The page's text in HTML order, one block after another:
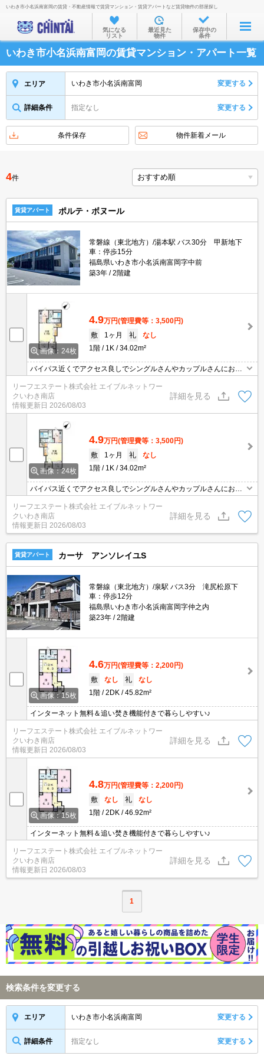
お部屋を探す
沿線・駅から
住所から
家賃相場から
物件特集から
不動産会社から
TOP
いわき市小名浜南富岡の賃貸・不動産情報で賃貸マンション・賃貸アパートなど賃貸物件の部屋探し
気になる
リスト
最近見た
物件
保存中の
条件
いわき市小名浜南富岡の賃貸マンション・アパート一覧
エリア いわき市小名浜南富岡 変更する
詳細条件 指定なし 変更する
条件保存 物件新着メール
4件
賃貸アパート ポルテ・ボヌール
常磐線（東北地方）/湯本駅 バス30分 甲新地下
車：停歩15分
福島県いわき市小名浜南富岡字中前
築3年
2階建
画像：24枚
4.9万円(管理費等：3,500円)
敷
1ヶ月 礼
なし
1階
1K 34.02m²
バイパス近くでアクセス良しでシングルさんやカップルさんにお勧
めの設備が充実です。インターネット無料（Ｗｉ－Ｆｉ可能）。宅
配ボックスやインナーテラス等人気の設備が充実です。
リーフエステート株式会社 エイブルネットワー
クいわき南店
情報更新日 2026/08/03
詳細を見る
画像：24枚
4.9万円(管理費等：3,500円)
敷
1ヶ月 礼
なし
1階
1K 34.02m²
バイパス近くでアクセス良しでシングルさんやカップルさんにお勧
めの設備が充実です。インターネット無料（Ｗｉ－Ｆｉ可能）。宅
配ボックスやインナーテラス等人気の設備が充実です。
リーフエステート株式会社 エイブルネットワー
クいわき南店
情報更新日 2026/08/03
詳細を見る
賃貸アパート カーサ アンソレイユS
常磐線（東北地方）/泉駅 バス3分 滝尻松原下
車：停歩12分
福島県いわき市小名浜南富岡字仲之内
築23年
2階建
画像：15枚
4.6万円(管理費等：2,200円)
敷
なし 礼
なし
1階
2DK 45.82m²
インターネット無料＆追い焚き機能付きで暮らしやすい♪
リーフエステート株式会社 エイブルネットワー
クいわき南店
情報更新日 2026/08/03
詳細を見る
画像：15枚
4.8万円(管理費等：2,200円)
敷
なし 礼
なし
1階
2DK 46.92m²
インターネット無料＆追い焚き機能付きで暮らしやすい♪
リーフエステート株式会社 エイブルネットワー
クいわき南店
情報更新日 2026/08/03
詳細を見る
1
検索条件を変更する
エリア いわき市小名浜南富岡 変更する
詳細条件 指定なし 変更する